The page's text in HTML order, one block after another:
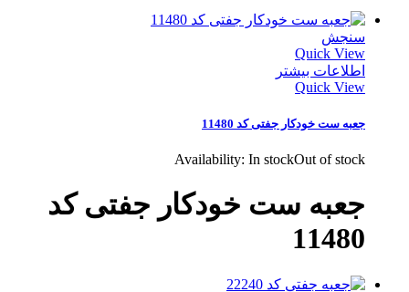
سنجش
Quick View
اطلاعات بیشتر
Quick View
جعبه ست خودکار جفتی کد 11480
Availability: In stockOut of stock
جعبه ست خودکار جفتی کد
11480